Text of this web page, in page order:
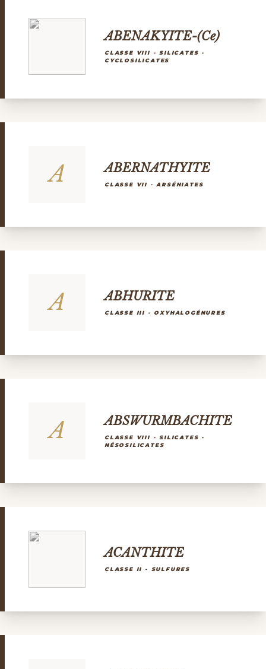
ABENAKYITE-(Ce)
CLASSE VIII - SILICATES -
CYCLOSILICATES
A ABERNATHYITE
CLASSE VII - ARSÉNIATES
A ABHURITE
CLASSE III - OXYHALOGÉNURES
A ABSWURMBACHITE
CLASSE VIII - SILICATES -
NÉSOSILICATES
ACANTHITE
CLASSE II - SULFURES